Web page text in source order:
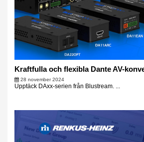
Kraftfulla och flexibla Dante AV-
28 november 2024
Upptäck DAxx-serien från Blustream. ...